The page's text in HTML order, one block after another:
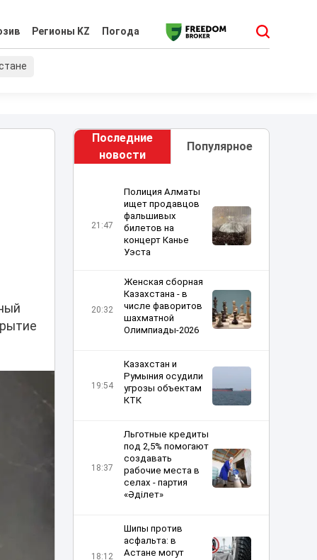
Регионы KZ Погода
Последние
новости
Популярное
21:47
Полиция Алматы
ищет продавцов
фальшивых
билетов на
концерт Канье
Уэста
20:32
Женская сборная
Казахстана - в
числе фаворитов
шахматной
Олимпиады-2026
19:54
Казахстан и
Румыния осудили
угрозы объектам
КТК
18:37
Льготные кредиты
под 2,5% помогают
создавать
рабочие места в
селах - партия
«Әділет»
18:12
Шипы против
асфальта: в
Астане могут